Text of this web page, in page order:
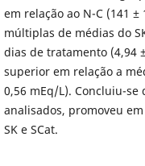
em relação ao N-C (141
múltiplas de médias do
dias de tratamento (4,94
superior em relação a
0,56 mEq/L). Concluiu-se
analisados, promoveu
SK e SCat.